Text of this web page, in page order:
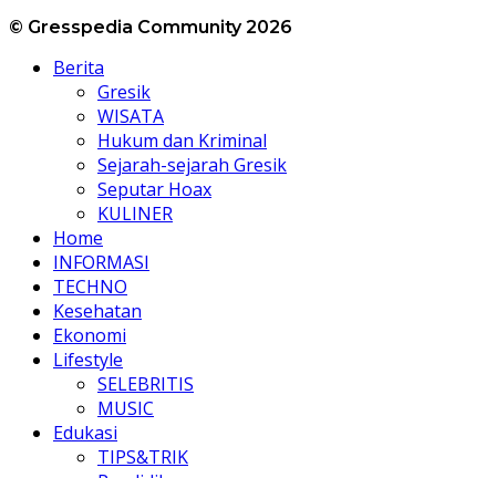
© Gresspedia Community 2026
Berita
Gresik
WISATA
Hukum dan Kriminal
Sejarah-sejarah Gresik
Seputar Hoax
KULINER
Home
INFORMASI
TECHNO
Kesehatan
Ekonomi
Lifestyle
SELEBRITIS
MUSIC
Edukasi
TIPS&TRIK